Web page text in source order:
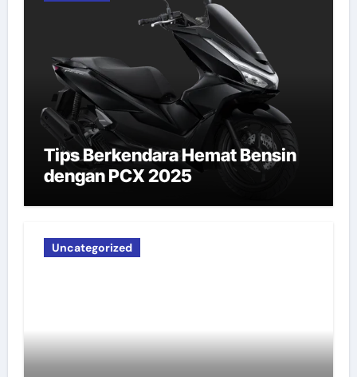
Tips Berkendara Hemat Bensin
dengan PCX 2025
Uncategorized